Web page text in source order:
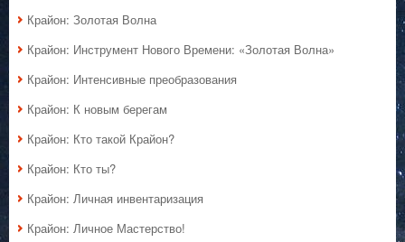
Крайон: Золотая Волна
Крайон: Инструмент Нового Времени: «Золотая Волна»
Крайон: Интенсивные преобразования
Крайон: К новым берегам
Крайон: Кто такой Крайон?
Крайон: Кто ты?
Крайон: Личная инвентаризация
Крайон: Личное Мастерство!